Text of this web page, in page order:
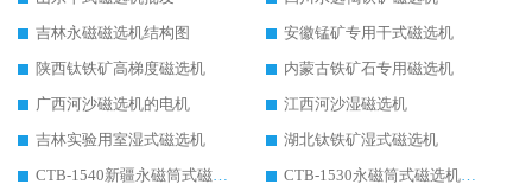
吉林永磁磁选机结构图
安徽锰矿专用干式磁选机
陕西钛铁矿高梯度磁选机
内蒙古铁矿石专用磁选机
广西河沙磁选机的电机
江西河沙湿磁选机
吉林实验用室湿式磁选机
湖北钛铁矿湿式磁选机
CTB-1540新疆永磁筒式磁选机
CTB-1530永磁筒式磁选机代理商